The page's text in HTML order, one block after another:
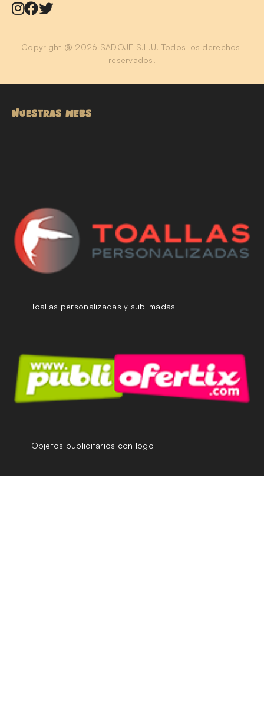
Copyright @ 2026 SADOJE S.L.U. Todos los derechos
reservados.
NUESTRAS WEBS
Toallas personalizadas y sublimadas
Objetos publicitarios con logo